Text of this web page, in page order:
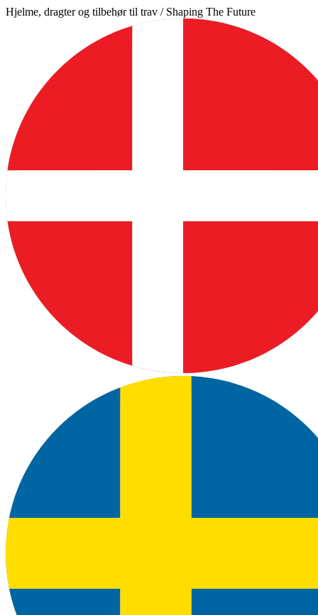
Videre
Hjelme, dragter og tilbehør til trav / Shaping The Future